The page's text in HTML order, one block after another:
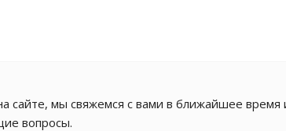
сайте, мы свяжемся с вами в ближайшее время
вопросы.